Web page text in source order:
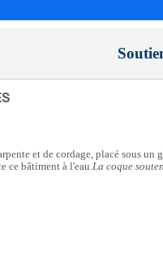
et de cordage, placé sous
ce bâtiment à l'eau. La coque